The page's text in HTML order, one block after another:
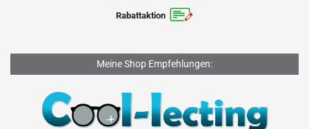
Rabattaktion
Meine Shop Empfehlungen: